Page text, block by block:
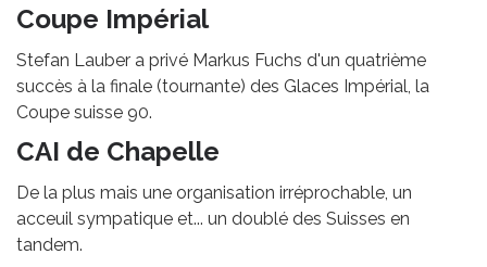
Coupe Impérial
Stefan Lauber a privé Markus Fuchs d'un quatrième
succès à la finale (tournante) des Glaces Impérial, la
Coupe suisse 90.
CAI de Chapelle
De la plus mais une organisation irréprochable, un
acceuil sympatique et... un doublé des Suisses en
tandem.